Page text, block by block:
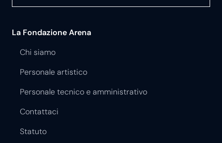
La Fondazione Arena
Chi siamo
Personale artistico
Personale tecnico e amministrativo
Contattaci
Statuto